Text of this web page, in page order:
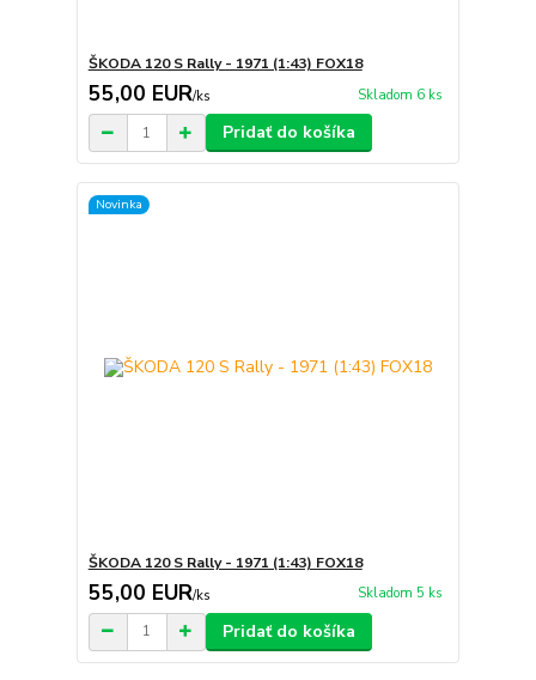
ŠKODA 120 S Rally - 1971 (1:43) FOX18
55,00 EUR/ks Skladom 6 ks
Pridať do košíka
Novinka
ŠKODA 120 S Rally - 1971 (1:43) FOX18
55,00 EUR/ks Skladom 5 ks
Pridať do košíka